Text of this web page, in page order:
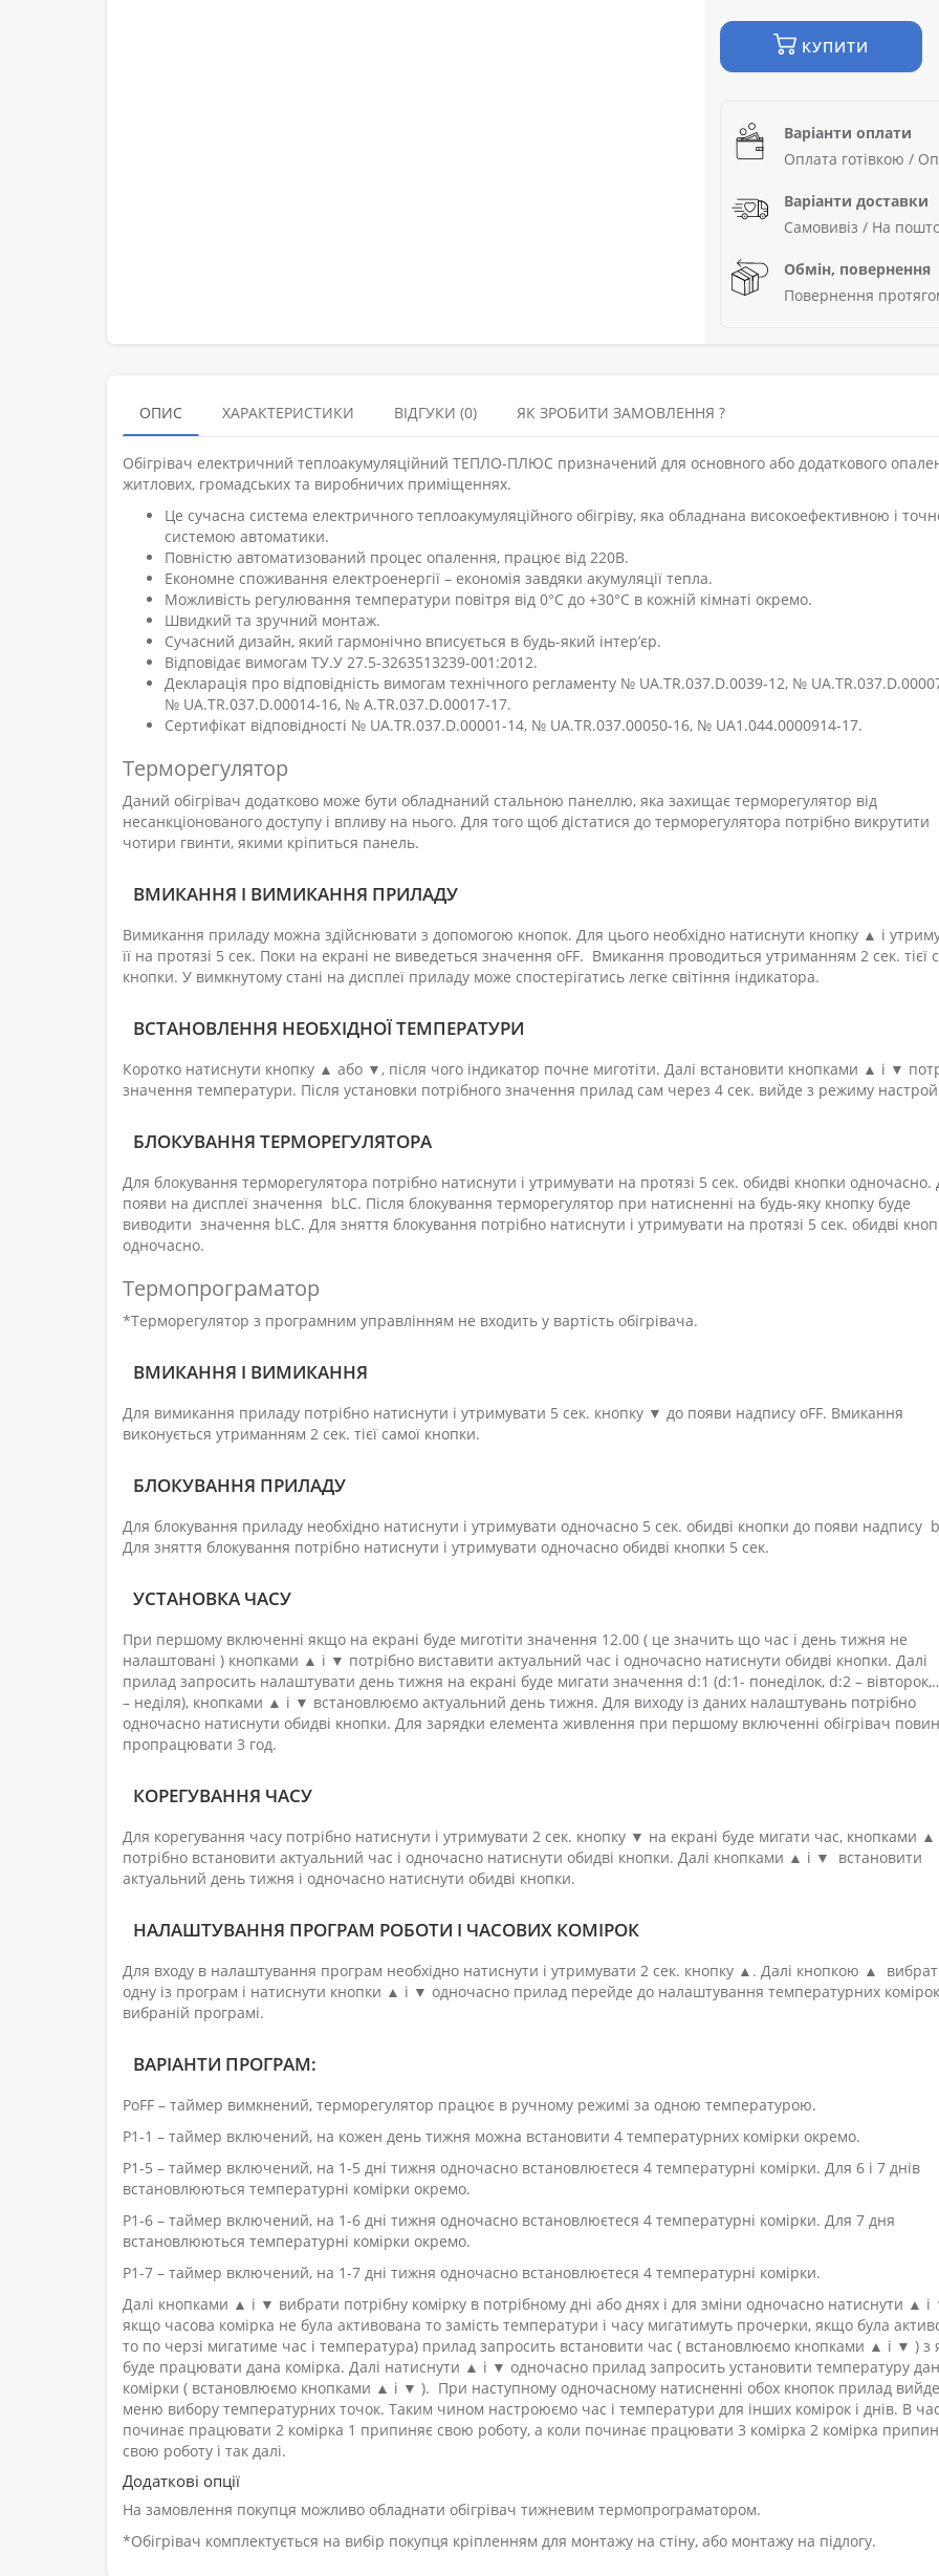
КУПИТИ
Варіанти оплати
Оплата готівкою /
Варіанти доставки
Самовивіз / На
Обмін, повернення
Повернення
ОПИС ХАРАКТЕРИСТИКИ ВІДГУКИ (0) ЯК ЗРОБИТИ ЗАМОВЛЕННЯ ?
Обігрівач електричний теплоакумуляційний ТЕПЛО-ПЛЮС призначений для основного або додаткового
житлових, громадських та виробничих приміщеннях.
Це сучасна система електричного теплоакумуляційного обігріву, яка обладнана високоефективною і
системою автоматики.
Повністю автоматизований процес опалення, працює від 220В.
Економне споживання електроенергії – економія завдяки акумуляції тепла.
Можливість регулювання температури повітря від 0°С до +30°С в кожній кімнаті окремо.
Швидкий та зручний монтаж.
Сучасний дизайн, який гармонічно вписується в будь-який інтер’єр.
Відповідає вимогам ТУ.У 27.5-3263513239-001:2012.
Декларація про відповідність вимогам технічного регламенту № UA.TR.037.D.0039-12, №
№ UA.TR.037.D.00014-16, № A.TR.037.D.00017-17.
Сертифікат відповідності № UA.TR.037.D.00001-14, № UA.TR.037.00050-16, № UA1.044.0000914-17.
Терморегулятор
Даний обігрівач додатково може бути обладнаний стальною панеллю, яка захищає терморегулятор від
несанкціонованого доступу і впливу на нього. Для того щоб дістатися до терморегулятора потрібно викрутити
чотири гвинти, якими кріпиться панель.
ВМИКАННЯ І ВИМИКАННЯ ПРИЛАДУ
Вимикання приладу можна здійснювати з допомогою кнопок. Для цього необхідно натиснути кнопку ▲ і
її на протязі 5 сек. Поки на екрані не виведеться значення оFF. Вмикання проводиться утриманням 2 сек. тієї
кнопки. У вимкнутому стані на дисплеї приладу може спостерігатись легке світіння індикатора.
ВСТАНОВЛЕННЯ НЕОБХІДНОЇ ТЕМПЕРАТУРИ
Коротко натиснути кнопку ▲ або ▼, після чого індикатор почне миготіти. Далі встановити кнопками ▲ і ▼
значення температури. Після установки потрібного значення прилад сам через 4 сек. вийде з режиму
БЛОКУВАННЯ ТЕРМОРЕГУЛЯТОРА
Для блокування терморегулятора потрібно натиснути і утримувати на протязі 5 сек. обидві кнопки одночасно.
появи на дисплеї значення bLС. Після блокування терморегулятор при натисненні на будь-яку кнопку буде
виводити значення bLС. Для зняття блокування потрібно натиснути і утримувати на протязі 5 сек. обидві
одночасно.
Термопрограматор
*Терморегулятор з програмним управлінням не входить у вартість обігрівача.
ВМИКАННЯ І ВИМИКАННЯ
Для вимикання приладу потрібно натиснути і утримувати 5 сек. кнопку ▼ до появи надпису oFF. Вмикання
виконується утриманням 2 сек. тієї самої кнопки.
БЛОКУВАННЯ ПРИЛАДУ
Для блокування приладу необхідно натиснути і утримувати одночасно 5 сек. обидві кнопки до появи надпису
Для зняття блокування потрібно натиснути і утримувати одночасно обидві кнопки 5 сек.
УСТАНОВКА ЧАСУ
При першому включенні якщо на екрані буде миготіти значення 12.00 ( це значить що час і день тижня не
налаштовані ) кнопками ▲ і ▼ потрібно виставити актуальний час і одночасно натиснути обидві кнопки. Далі
прилад запросить налаштувати день тижня на екрані буде мигати значення d:1 (d:1- понеділок, d:2 –
– неділя), кнопками ▲ і ▼ встановлюємо актуальний день тижня. Для виходу із даних налаштувань потрібно
одночасно натиснути обидві кнопки. Для зарядки елемента живлення при першому включенні обігрівач
пропрацювати 3 год.
КОРЕГУВАННЯ ЧАСУ
Для корегування часу потрібно натиснути і утримувати 2 сек. кнопку ▼ на екрані буде мигати час, кнопками ▲
потрібно встановити актуальний час і одночасно натиснути обидві кнопки. Далі кнопками ▲ і ▼ встановити
актуальний день тижня і одночасно натиснути обидві кнопки.
НАЛАШТУВАННЯ ПРОГРАМ РОБОТИ І ЧАСОВИХ КОМІРОК
Для входу в налаштування програм необхідно натиснути і утримувати 2 сек. кнопку ▲. Далі кнопкою ▲
одну із програм і натиснути кнопки ▲ і ▼ одночасно прилад перейде до налаштування температурних
вибраній програмі.
ВАРІАНТИ ПРОГРАМ:
PoFF – таймер вимкнений, терморегулятор працює в ручному режимі за одною температурою.
Р1-1 – таймер включений, на кожен день тижня можна встановити 4 температурних комірки окремо.
Р1-5 – таймер включений, на 1-5 дні тижня одночасно встановлюєтеся 4 температурні комірки. Для 6 і 7 днів
встановлюються температурні комірки окремо.
Р1-6 – таймер включений, на 1-6 дні тижня одночасно встановлюєтеся 4 температурні комірки. Для 7 дня
встановлюються температурні комірки окремо.
Р1-7 – таймер включений, на 1-7 дні тижня одночасно встановлюєтеся 4 температурні комірки.
Далі кнопками ▲ і ▼ вибрати потрібну комірку в потрібному дні або днях і для зміни одночасно натиснути ▲
якщо часова комірка не була активована то замість температури і часу мигатимуть прочерки, якщо була
то по черзі мигатиме час і температура) прилад запросить встановити час ( встановлюємо кнопками ▲ і ▼ ) з
буде працювати дана комірка. Далі натиснути ▲ і ▼ одночасно прилад запросить установити температуру
комірки ( встановлюємо кнопками ▲ і ▼ ). При наступному одночасному натисненні обох кнопок прилад
меню вибору температурних точок. Таким чином настроюємо час і температури для інших комірок і днів. В
починає працювати 2 комірка 1 припиняє свою роботу, а коли починає працювати 3 комірка 2 комірка
свою роботу і так далі.
Додаткові опції
На замовлення покупця можливо обладнати обігрівач тижневим термопрограматором.
*Обігрівач комплектується на вибір покупця кріпленням для монтажу на стіну, або монтажу на підлогу.